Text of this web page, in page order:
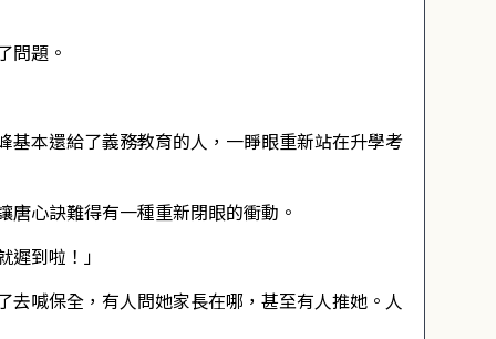
問題。
本還給了義務教育的人，一睜眼重新站在升學考
心訣難得有一種重新閉眼的衝動。
到啦！」
喊保全，有人問她家長在哪，甚至有人推她。人